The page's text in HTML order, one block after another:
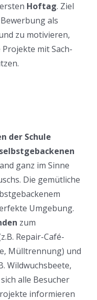
Hoftag. Ziel
als
zu motivieren,
mit Sach-
der Schule
ganz im Sinne
Die gemütliche
Umgebung.
n zum
Repair-Café-
Mülltrennung) und
Wildwuchsbeete,
alle Besucher
informieren